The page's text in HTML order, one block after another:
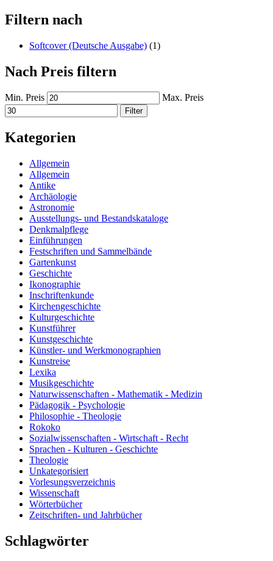
Filtern nach
Softcover (Deutsche Ausgabe) (1)
Nach Preis filtern
Min. Preis Max. Preis
Filter
Kategorien
Allgemein
Allgemein
Antike
Archäologie
Astronomie
Ausstellungs- und Bestandskataloge
Denkmalpflege
Einführungen
Festschriften und Sammelbände
Gartenkunst
Geschichte
Ikonographie
Inschriftenkunde
Kirchengeschichte
Kulturgeschichte
Kunstführer
Kunstgeschichte
Künstler- und Werkmonographien
Kunstreise
Lexika
Musikgeschichte
Naturwissenschaften - Mathematik - Medizin
Pädagogik - Psychologie
Philosophie - Theologie
Rokoko
Sozialwissenschaften - Wirtschaft - Recht
Sprachen - Kulturen - Geschichte
Theologie
Unkategorisiert
Vorlesungsverzeichnis
Wissenschaft
Wörterbücher
Zeitschriften- und Jahrbücher
Schlagwörter